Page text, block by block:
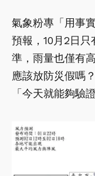
氣象粉專「用事
預報，10月2日只
準，雨量也僅有
應該放防災假嗎
「今天就能夠驗